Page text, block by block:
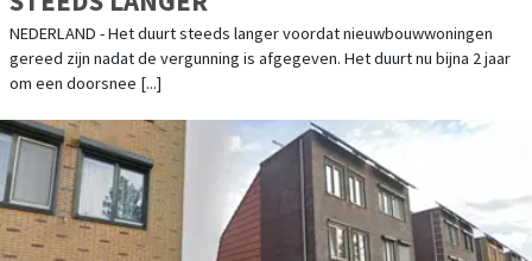
NEDERLAND - Het duurt steeds langer voordat nieuwbouwwoningen
gereed zijn nadat de vergunning is afgegeven. Het duurt nu bijna 2 jaar
om een doorsnee [...]